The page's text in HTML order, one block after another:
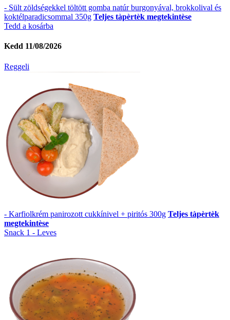
- Sült zöldségekkel töltött gomba natúr burgonyával, brokkolival és
koktélparadicsommal 350g Teljes tàpèrtèk megtekintèse
Tedd a kosárba
Kedd 11/08/2026
Reggeli
- Karfiolkrém panirozott cukkínivel + piritós 300g Teljes tàpèrtèk
megtekintèse
Snack 1 - Leves